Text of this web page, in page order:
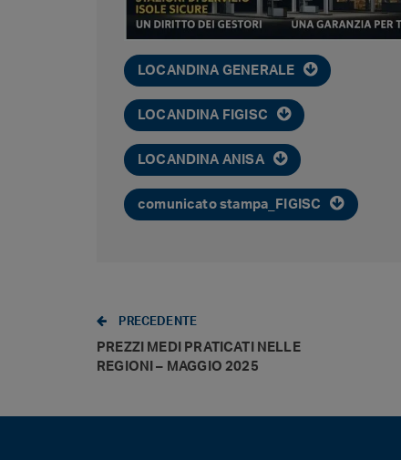
LOCANDINA GENERALE
LOCANDINA FIGISC
LOCANDINA ANISA
comunicato stampa_FIGISC
PRECEDENTE
PREZZI MEDI PRATICATI NELLE
REGIONI – MAGGIO 2025